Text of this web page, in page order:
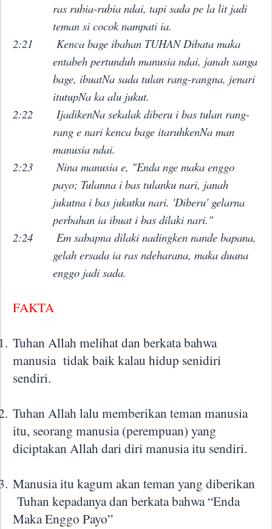
ras rubia-rubia ndai, tapi sada pe la lit jadi
teman si cocok nampati ia.
2:21
Kenca bage ibahan TUHAN Dibata maka
entabeh pertunduh manusia ndai, janah sanga
bage, ibuatNa sada tulan rang-rangna, jenari
itutupNa ka alu jukut.
2:22
IjadikenNa sekalak diberu i bas tulan rang-
rang e nari kenca bage itaruhkenNa man
manusia ndai.
2:23
Nina manusia e, "Enda nge maka enggo
payo; Tulanna i bas tulanku nari, janah
jukutna i bas jukutku nari. 'Diberu' gelarna
perbahan ia ibuat i bas dilaki nari."
2:24
Em sabapna dilaki nadingken nande bapana,
gelah ersada ia ras ndeharana, maka duana
enggo jadi sada.
FAKTA
Tuhan Allah melihat dan berkata bahwa
manusia tidak baik kalau hidup senidiri
sendiri.
Tuhan Allah lalu memberikan teman manusia
itu, seorang manusia (perempuan) yang
diciptakan Allah dari diri manusia itu sendiri.
Manusia itu kagum akan teman yang diberikan
Tuhan kepadanya dan berkata bahwa “Enda
Maka Enggo Payo”